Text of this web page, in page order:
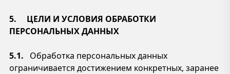
5. ЦЕЛИ И УСЛОВИЯ ОБРАБОТКИ
ПЕРСОНАЛЬНЫХ ДАННЫХ
5.1. Обработка персональных данных
ограничивается достижением конкретных, заранее